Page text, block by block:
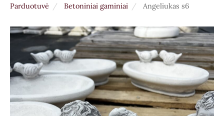
Parduotuvė Betoniniai gaminiai Angeliukas s6